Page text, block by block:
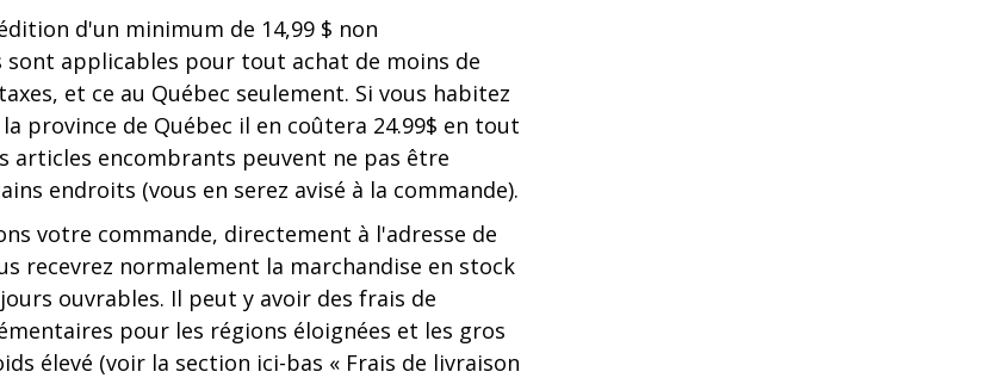
d'un minimum de 14,99 $ non
sont applicables pour tout achat de moins de
et ce au Québec seulement. Si vous habitez
la province de Québec il en coûtera 24.99$ en tout
articles encombrants peuvent ne pas être
endroits (vous en serez avisé à la commande).
votre commande, directement à l'adresse de
recevrez normalement la marchandise en stock
ouvrables. Il peut y avoir des frais de
pour les régions éloignées et les gros
élevé (voir la section ici-bas « Frais de livraison